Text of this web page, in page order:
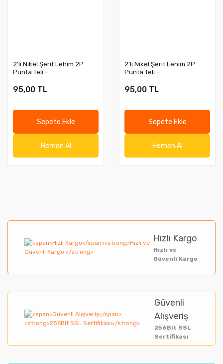
2'li Nikel Şerit Lehim 2P
Punta Teli -
95,00 TL
Sepete Ekle
Hemen Al
2'li Nikel Şerit Lehim 2P
Punta Teli -
95,00 TL
Sepete Ekle
Hemen Al
Hızlı Kargo
Hızlı ve
Güvenli Kargo
Güvenli
Alışveriş
256Bit SSL
Sertifikası